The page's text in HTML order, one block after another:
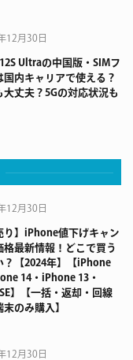
12月30日
Ultraの中国版・SIMフ
国内キャリアで使える？
大丈夫？5Gの対応状況も
12月30日
り】iPhone値下げキャン
格最新情報！どこで買う
？【2024年】【iPhone
14・iPhone 13・
】【一括・返却・回線
のみ購入】
12月30日